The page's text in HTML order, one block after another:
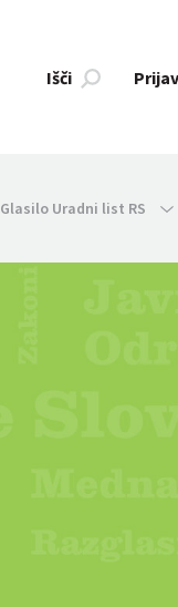
Išči
Glasilo Uradni list RS